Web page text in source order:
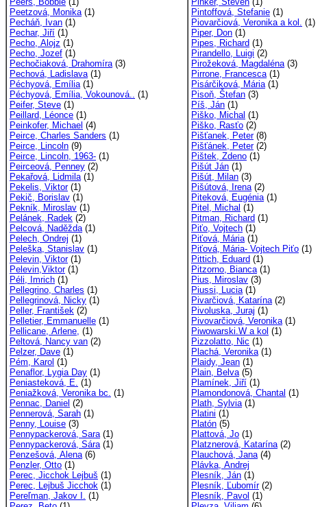
Peetzová, Monika(1)
Pecháň, Ivan (1)
Pechar, Jiří (1)
Pecho, Alojz (1)
Pecho, Jozef (1)
Pechočiaková, Drahomíra(3)
Pechová, Ladislava(1)
Péchyová, Emília(1)
Péchyová, Emília, Vokounová.. (1)
Peifer, Steve (1)
Peillard, Léonce (1)
Peinkofer, Michael (4)
Peirce, Charles Sanders (1)
Peirce, Lincoln (9)
Peirce, Lincoln, 1963- (1)
Peirceová, Penney (2)
Pekařová, Lidmila(1)
Pekelis, Viktor(1)
Pekič, Borislav (1)
Pekník, Miroslav (1)
Pelánek, Radek (2)
Pelcová, Naděžda(1)
Pelech, Ondrej (1)
Peleška, Stanislav (1)
Pelevin, Viktor(1)
Pelevin,Viktor(1)
Péli, Imrich (1)
Pellegrino, Charles (1)
Pellegrinová, Nicky (1)
Peller, František (2)
Pelletier, Emmanuelle (1)
Pellicane, Arlene, (1)
Peltová, Nancy van (2)
Pelzer, Dave (1)
Pém, Karol (1)
Penaflor, Lygia Day (1)
Peniasteková, E. (1)
Peniažková, Veronika bc. (1)
Pennac, Daniel (2)
Pennerová, Sarah (1)
Penny, Louise (3)
Pennypackerová, Sara(1)
Pennypackerová, Sára(1)
Penzešová, Alena(6)
Penzler, Otto (1)
Perec, Jicchok Lejbuš (1)
Perec, Lejbuš Jicchok (1)
Pereľman, Jakov I. (1)
Pintoffová, Stefanie (1)
Piovarčiová, Veronika a kol. (1)
Piper, Don (1)
Pipes, Richard (1)
Pirandello, Luigi (2)
Pirožeková, Magdaléna(3)
Pirrone, Francesca(1)
Pisárčiková, Mária(1)
Pisoň, Štefan (3)
Píš, Ján (1)
Piško, Michal (1)
Piško, Rasťo (2)
Pišťanek, Peter(8)
Pišťánek, Peter(2)
Pištek, Zdeno (1)
Pišút Ján (1)
Pišút, Milan (3)
Pišútová, Irena(2)
Piteková, Eugénia(1)
Pitel, Michal (1)
Pitman, Richard (1)
Piťo, Vojtech (1)
Piťová, Mária(1)
Piťová, Mária- Vojtech Piťo (1)
Pittich, Eduard (1)
Pitzorno, Bianca(1)
Pius, Miroslav (3)
Piussi, Lucia(1)
Pivarčiová, Katarína(2)
Pivoluska, Juraj (1)
Pivovarčiová, Veronika(1)
Piwowarski.W a kol (1)
Pizzolatto, Nic (1)
Plachá, Veronika(1)
Plaidy, Jean (1)
Plain, Belva(5)
Plamínek, Jiří (1)
Plamondonová, Chantal (1)
Plath, Sylvia(1)
Platini (1)
Platón (5)
Plattová, Jo (1)
Platznerová, Katarína(2)
Plauchová, Jana(4)
Plávka, Andrej
Plesník, Ján (1)
Plesník, Ľubomír(2)
Plesník, Pavol (1)